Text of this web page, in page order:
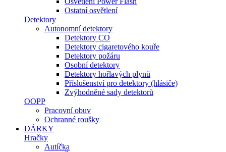
Ostatní osvětlení
Detektory
Autonomní detektory
Detektory CO
Detektory cigaretového kouře
Detektory požáru
Osobní detektory
Detektory hořlavých plynů
Příslušenství pro detektory (hlásiče)
Zvýhodněné sady detektorů
OOPP
Pracovní obuv
Ochranné roušky
DÁRKY
Hračky
Autíčka